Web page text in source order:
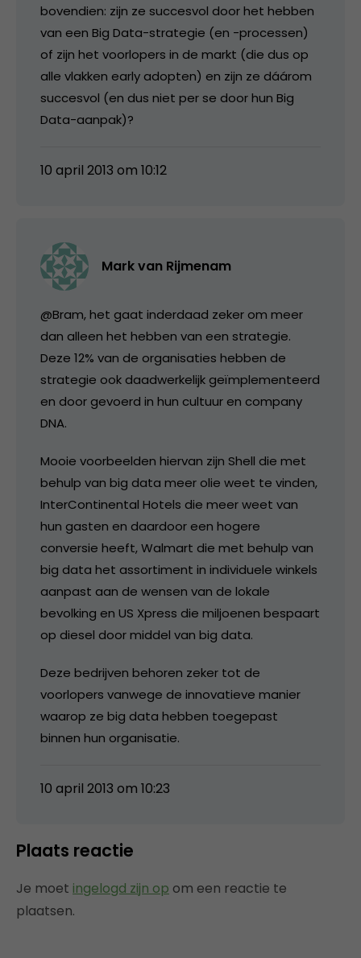
bovendien: zijn ze succesvol door het hebben
van een Big Data-strategie (en -processen)
of zijn het voorlopers in de markt (die dus op
alle vlakken early adopten) en zijn ze dáárom
succesvol (en dus niet per se door hun Big
Data-aanpak)?
10 april 2013 om 10:12
Mark van Rijmenam
@Bram, het gaat inderdaad zeker om meer
dan alleen het hebben van een strategie.
Deze 12% van de organisaties hebben de
strategie ook daadwerkelijk geïmplementeerd
en door gevoerd in hun cultuur en company
DNA.
Mooie voorbeelden hiervan zijn Shell die met
behulp van big data meer olie weet te vinden,
InterContinental Hotels die meer weet van
hun gasten en daardoor een hogere
conversie heeft, Walmart die met behulp van
big data het assortiment in individuele winkels
aanpast aan de wensen van de lokale
bevolking en US Xpress die miljoenen bespaart
op diesel door middel van big data.
Deze bedrijven behoren zeker tot de
voorlopers vanwege de innovatieve manier
waarop ze big data hebben toegepast
binnen hun organisatie.
10 april 2013 om 10:23
Plaats reactie
Je moet ingelogd zijn op om een reactie te
plaatsen.